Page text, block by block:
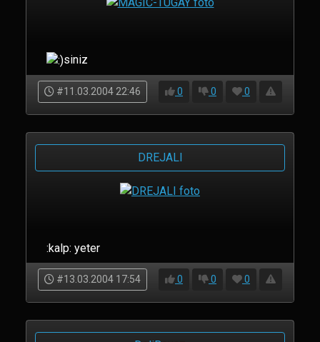
siniz
#11.03.2004 22:46 0 0 0
DREJALI
:kalp: yeter
#13.03.2004 17:54 0 0 0